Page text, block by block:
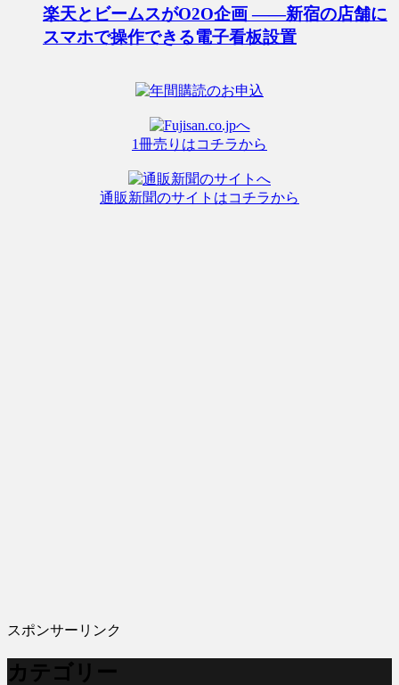
楽天とビームスがO2O企画 ――新宿の店舗に
スマホで操作できる電子看板設置
1冊売りはコチラから
通販新聞のサイトはコチラから
スポンサーリンク
カテゴリー